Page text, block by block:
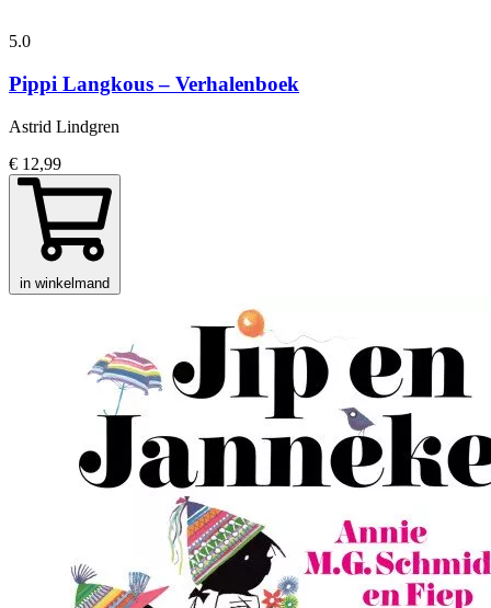
5.0
Pippi Langkous – Verhalenboek
Astrid Lindgren
€ 12,99
in winkelmand